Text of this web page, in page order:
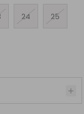
24 25